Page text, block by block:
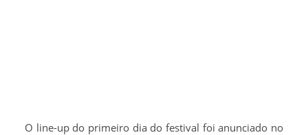
O line-up do primeiro dia do festival foi anunciado no